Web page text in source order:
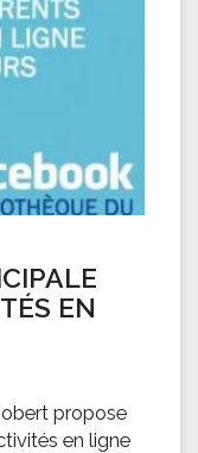
EN
propose
en ligne